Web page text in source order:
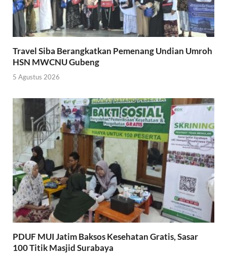
Travel Siba Berangkatkan Pemenang Undian Umroh
HSN MWCNU Gubeng
5 Agustus 2026
PDUF MUI Jatim Baksos Kesehatan Gratis, Sasar
100 Titik Masjid Surabaya